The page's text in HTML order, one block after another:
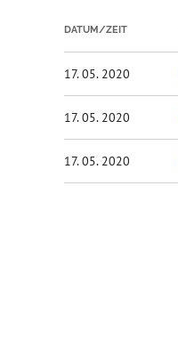
DATUM/ZEIT
17. 05. 2020
17. 05. 2020
17. 05. 2020